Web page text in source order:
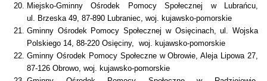
Miejsko-Gminny Ośrodek Pomocy Społecznej w Lubrańcu,
ul. Brzeska 49, 87-890 Lubraniec, woj. kujawsko-pomorskie
Gminny Ośrodek Pomocy Społecznej w Osięcinach, ul. Wojska
Polskiego 14, 88-220 Osięciny, woj. kujawsko-pomorskie
Gminny Ośrodek Pomocy Społeczne w Obrowie, Aleja Lipowa 27,
87-126 Obrowo, woj. kujawsko-pomorskie